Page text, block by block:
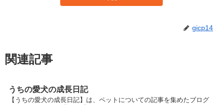
gicp14
関連記事
うちの愛犬の成長日記
【うちの愛犬の成長日記】は、ペットについての記事を集めたブログ